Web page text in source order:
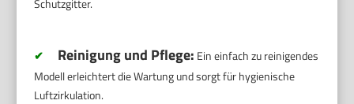
Schutzgitter.
✔ Reinigung und Pflege: Ein einfach zu reinigendes
Modell erleichtert die Wartung und sorgt für hygienische
Luftzirkulation.